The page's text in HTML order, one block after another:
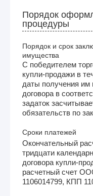
Порядок
процедуры
Порядок и срок
имущества
С победителем
купли-продажи в
даты получения им
договора в
задаток
обязательств по
Сроки платежей
Окончательный
тридцати
договора купли-
расчетный счет
1106014799, КПП